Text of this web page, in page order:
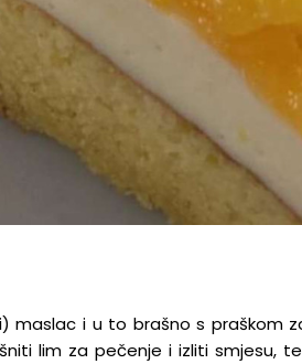
i u to brašno s praškom
lim za pečenje i izliti smjesu,